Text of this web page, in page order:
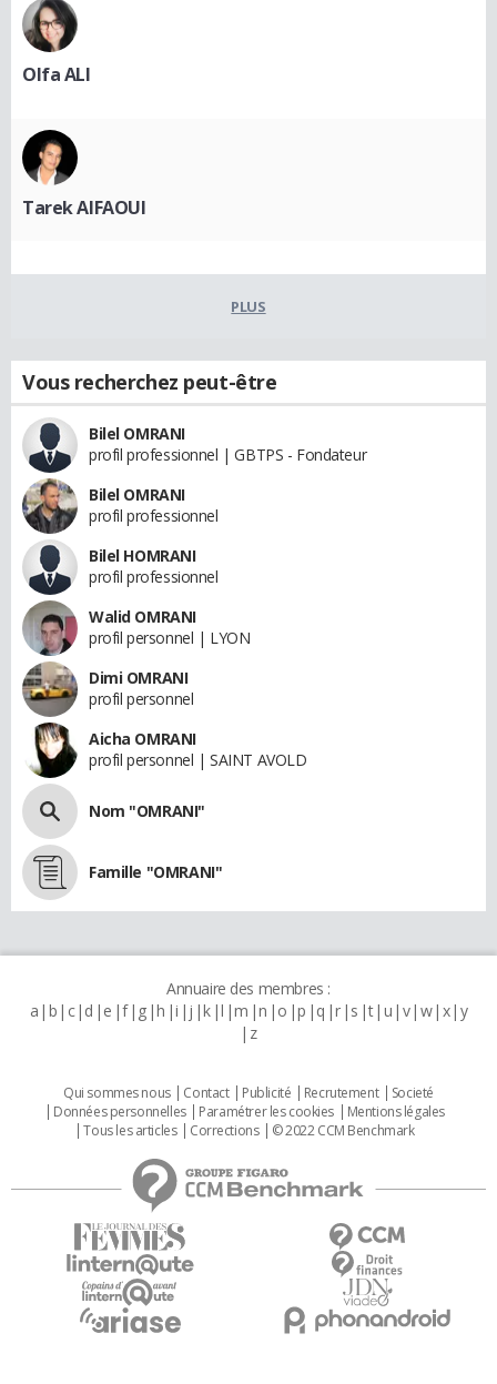
Olfa ALI
Tarek AIFAOUI
PLUS
Vous recherchez peut-être
Bilel OMRANI
profil professionnel | GBTPS - Fondateur
Bilel OMRANI
profil professionnel
Bilel HOMRANI
profil professionnel
Walid OMRANI
profil personnel | LYON
Dimi OMRANI
profil personnel
Aicha OMRANI
profil personnel | SAINT AVOLD
Nom "OMRANI"
Famille "OMRANI"
Annuaire des membres :
a b c d e f g h i j k l m n o p q r s t u v w x y
z
Qui sommes nous Contact Publicité Recrutement
Societé
Données personnelles
Paramétrer les cookies
Mentions légales
Tous les articles
Corrections © 2022 CCM Benchmark